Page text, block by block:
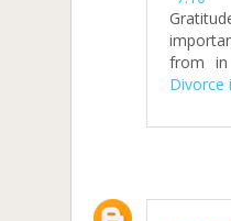
from
Divorce